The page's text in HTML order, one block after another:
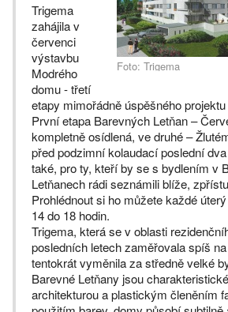
Foto: Trigema
Trigema
zahájila v
červenci
výstavbu
Modrého
domu - třetí
etapy mimořádně úspěšného
První etapa Barevných Letňan –
kompletně osídlená, ve druhé –
před podzimní kolaudací poslední
také, pro ty, kteří by se s bydlením v
Letňanech rádi seznámili blíže,
Prohlédnout si ho můžete každé
14 do 18 hodin.
Trigema, která se v oblasti
posledních letech zaměřovala spíš
tentokrát vyměnila za středně velké
Barevné Letňany jsou
architekturou a plastickým členěním